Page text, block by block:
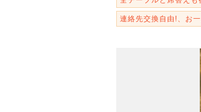
連絡先交換自由!、お